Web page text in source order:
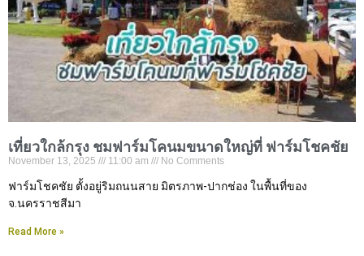
เที่ยวใกล้กรุง ชมฟาร์มโคนมขนาดใหญ่ที่ ฟาร์มโชคชัย
November 13, 2025 11:00 am No Comments
ฟาร์มโชคชัย ตั้งอยู่ริมถนนสาย มิตรภาพ-ปากช่อง ในพื้นที่ของ
จ.นครราชสีมา
Read More »